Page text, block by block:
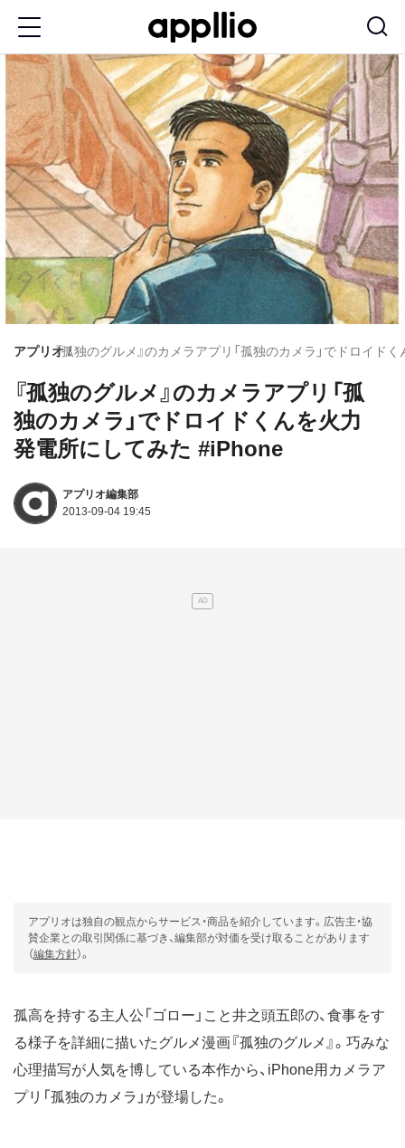
ン
コ
ン
テ
ン
ツ
に
移
動
アプリオ『孤独のグルメ』のカメラアプリ「孤独のカメラ」でドロイド
『孤独のグルメ』のカメラアプリ「孤
独のカメラ」でドロイドくんを火力
発電所にしてみた #iPhone
アプリオ編集部
2013-09-04 19:45
アプリオは独自の観点からサービス・商品を紹介しています。広告主・協
賛企業との取引関係に基づき、編集部が対価を受け取ることがあります
（編集方針）。
孤高を持する主人公「ゴロー」こと井之頭五郎の、食事をす
る様子を詳細に描いたグルメ漫画『孤独のグルメ』。巧みな
心理描写が人気を博している本作から、iPhone用カメラア
プリ「孤独のカメラ」が登場した。